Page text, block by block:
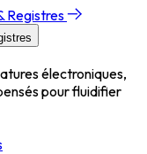
Registres
électroniques,
pour fluidifier